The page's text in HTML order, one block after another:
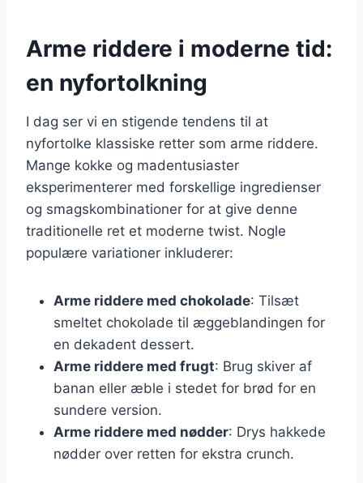
Arme riddere i moderne tid:
en nyfortolkning
I dag ser vi en stigende tendens til at
nyfortolke klassiske retter som arme riddere.
Mange kokke og madentusiaster
eksperimenterer med forskellige ingredienser
og smagskombinationer for at give denne
traditionelle ret et moderne twist. Nogle
populære variationer inkluderer:
Arme riddere med chokolade: Tilsæt
smeltet chokolade til æggeblandingen for
en dekadent dessert.
Arme riddere med frugt: Brug skiver af
banan eller æble i stedet for brød for en
sundere version.
Arme riddere med nødder: Drys hakkede
nødder over retten for ekstra crunch.